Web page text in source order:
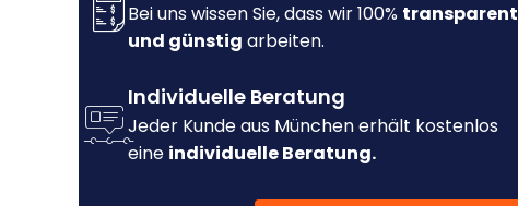
Bei uns wissen Sie, dass wir 100% transparent
und günstig arbeiten.
Individuelle Beratung
Jeder Kunde aus München erhält kostenlos
eine individuelle Beratung.